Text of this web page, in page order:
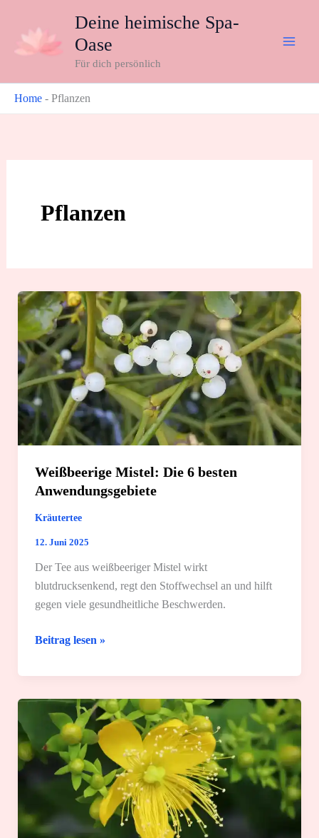
springen
Deine heimische Spa-
Oase
Für dich persönlich
Home - Pflanzen
Pflanzen
Weißbeerige Mistel: Die 6 besten
Anwendungsgebiete
Kräutertee
12. Juni 2025
Der Tee aus weißbeeriger Mistel wirkt
blutdrucksenkend, regt den Stoffwechsel an und hilft
gegen viele gesundheitliche Beschwerden.
Weißbeerige
Die
besten
Anwendungsgebiete
Beitrag lesen »